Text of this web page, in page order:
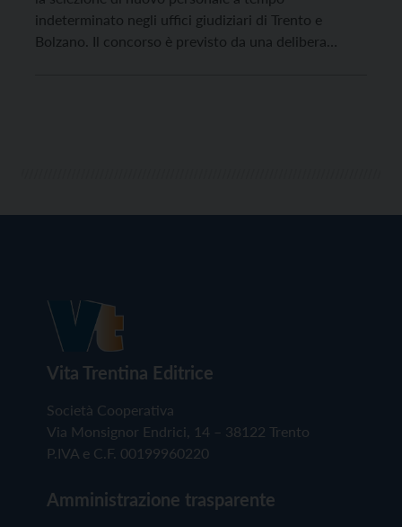
indeterminato negli uffici giudiziari di Trento e
Bolzano. Il concorso è previsto da una delibera
Vita Trentina Editrice
Società Cooperativa
Via Monsignor Endrici, 14 – 38122 Trento
P.IVA e C.F. 00199960220
Amministrazione trasparente